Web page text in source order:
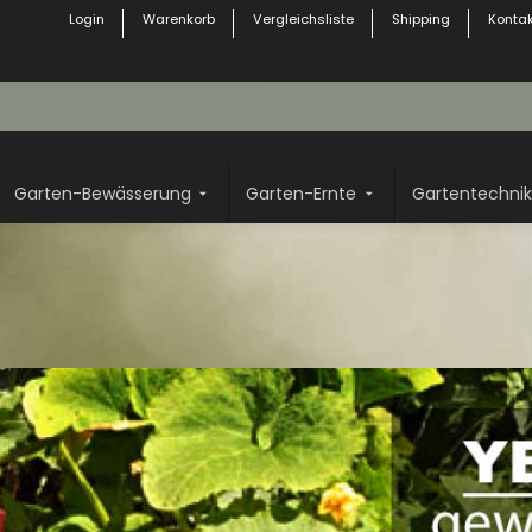
Login Warenkorb Vergleichsliste Shipping
Garten-Bewässerung Garten-Ernte Gartentechnik